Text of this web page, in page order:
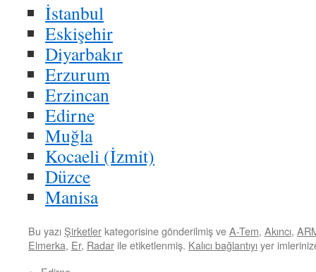
İstanbul
Eskişehir
Diyarbakır
Erzurum
Erzincan
Edirne
Muğla
Kocaeli (İzmit)
Düzce
Manisa
Bu yazı Şirketler kategorisine gönderilmiş veA-Tem, Akıncı,
Elmerka, Er, Radar ile etiketlenmiş. Kalıcı bağlantıyıyer